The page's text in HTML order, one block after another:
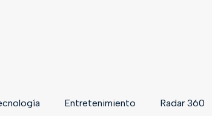
Entretenimiento Radar 360